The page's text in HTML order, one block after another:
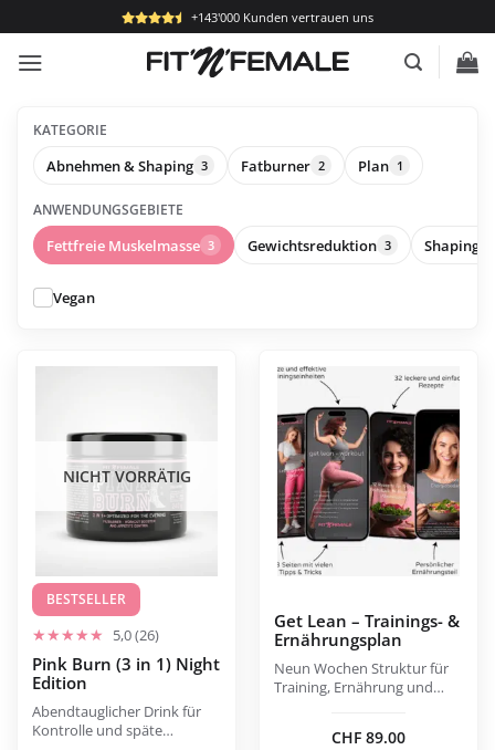
Inhalt
springen
+143'000 Kunden vertrauen uns
KATEGORIE
Abnehmen & Shaping 3 Fatburner 2 Plan 1
ANWENDUNGSGEBIETE
Fettfreie Muskelmasse 3 Gewichtsreduktion 3 Shaping
Vegan
NICHT VORRÄTIG
BESTSELLER
5,0 (26)
Pink Burn (3 in 1) Night
Edition
Abendtauglicher Drink für
Kontrolle und späte
Dieses
mehrere
Varianten
Optionen
auf
der
Produktseite
gewählt
werden
Get Lean – Trainings- &
Ernährungsplan
Neun Wochen Struktur für
Training, Ernährung und
CHF 89.00